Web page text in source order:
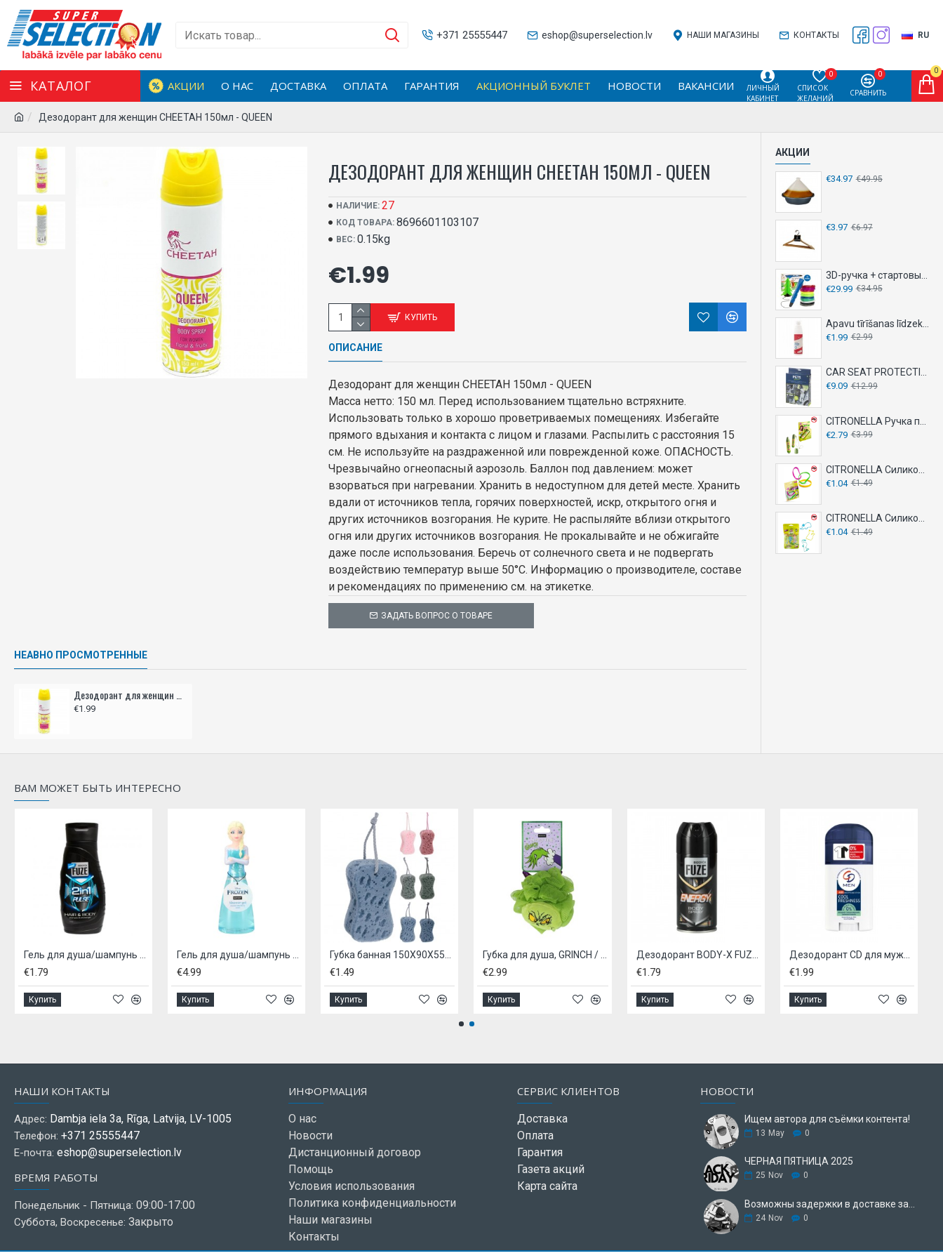
RU
+371 25555447 eshop@superselection.lv НАШИ МАГАЗИНЫ КОНТАКТЫ
КАТАЛОГ АКЦИИ О НАС ДОСТАВКА ОПЛАТА ГАРАНТИЯ АКЦИОННЫЙ БУКЛЕТ НОВОСТИ ВАКАНСИИ
ЛИЧНЫЙ
КАБИНЕТ
СПИСОК
ЖЕЛАНИЙ
0
СРАВНИТЬ
0 0
Дезодорант для женщин CHEETAH 150мл - QUEEN
ДЕЗОДОРАНТ ДЛЯ ЖЕНЩИН CHEETAH 150МЛ - QUEEN
НАЛИЧИЕ: 27
КОД ТОВАРА: 8696601103107
ВЕС: 0.15kg
€1.99
КУПИТЬ
ЗАДАТЬ ВОПРОС О ТОВАРЕ
ОПИСАНИЕ
Дезодорант для женщин CHEETAH 150мл - QUEEN
Масса нетто: 150 мл. Перед использованием тщательно встряхните.
Использовать только в хорошо проветриваемых помещениях. Избегайте
прямого вдыхания и контакта с лицом и глазами. Распылить с расстояния 15
см. Не используйте на раздраженной или поврежденной коже. ОПАСНОСТЬ.
Чрезвычайно огнеопасный аэрозоль. Баллон под давлением: может
взорваться при нагревании. Хранить в недоступном для детей месте. Хранить
вдали от источников тепла, горячих поверхностей, искр, открытого огня и
других источников возгорания. Не курите. Не распыляйте вблизи открытого
огня или других источников возгорания. Не прокалывайте и не обжигайте
даже после использования. Беречь от солнечного света и не подвергать
воздействию температур выше 50°C. Информацию о производителе, составе
и рекомендациях по применению см. на этикетке.
НЕАВНО ПРОСМОТРЕННЫЕ
€1.99
АКЦИИ
€34.97 €49.95
€3.97 €6.97
€29.99 €34.95
Apavu tīrīšanas līdzeklis 150ml
€1.99 €2.99
CAR SEAT PROTECTION COVER
€9.09 €12.99
€2.79 €3.99
€1.04 €1.49
€1.04 €1.49
ВАМ МОЖЕТ БЫТЬ ИНТЕРЕСНО
Гель для душа/шампунь Body-X Fuze Body Pulse 300 ml
€1.79
Купить
Гель для душа/шампунь ЗАМОРОЖЕННЫЙ 300мл
€4.99
Купить
Губка банная 150X90X55MM
€1.49
Купить
Губка для душа, GRINCH / ГРИНЧ, - зеленая
€2.99
Купить
Дезодорант BODY-X FUZE, 150 мл, - Energy
€1.79
Купить
Дезодорант CD для мужчин 40 мл – Освежающий эффект
€1.99
Купить
НАШИ КОНТАКТЫ
Адрес: Dambja iela 3a, Rīga, Latvija, LV-1005
Телефон: +371 25555447
Е-почта: eshop@superselection.lv
ВРЕМЯ РАБОТЫ
Понедельник - Пятница: 09:00-17:00
Суббота, Воскресенье: Закрыто
ИНФОРМАЦИЯ
О нас
Новости
Дистанционный договор
Помощь
Условия использования
Политика конфиденциальности
Наши магазины
Контакты
СЕРВИС КЛИЕНТОВ
Доставка
Оплата
Гарантия
Газета акций
Карта сайта
НОВОСТИ
Ищем автора для съёмки контента!
13 May 0
ЧЕРНАЯ ПЯТНИЦА 2025
25 Nov 0
24 Nov 0